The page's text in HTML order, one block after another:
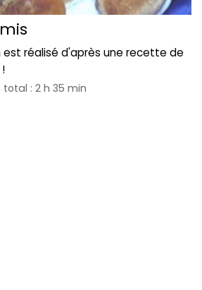
est réalisé d'après une recette de
total : 2 h 35 min